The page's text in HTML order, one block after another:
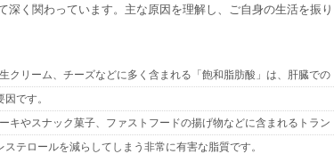
く関わっています。主な原因を理解し、ご自身の生活を振り
クリーム、チーズなどに多く含まれる「飽和脂肪酸」は、肝臓での
です。
キやスナック菓子、ファストフードの揚げ物などに含まれるトラン
テロールを減らしてしまう非常に有害な脂質です。